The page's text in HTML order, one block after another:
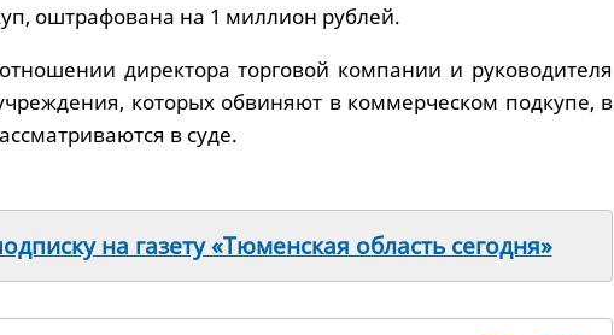
оштрафована на 1 миллион рублей.
директора торговой компании и руководителя
которых обвиняют в коммерческом подкупе, в
в суде.
на газету «Тюменская область сегодня»